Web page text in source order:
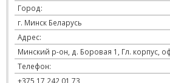
Город:
г. Минск Беларусь
Адрес:
Минский р-он, д. Боровая 1, Гл. корпус,
Телефон:
+375 17 242 01 73